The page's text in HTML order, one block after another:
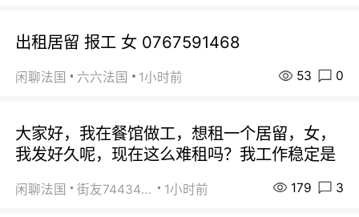
出租居留 报工 女 0767591468
闲聊法国 六六法国 1小时前 53 0
大家好，我在餐馆做工，想租一个居留，女，
我发好久呢，现在这么难租吗？我工作稳定是
闲聊法国 街友74434350 1小时前 179 3